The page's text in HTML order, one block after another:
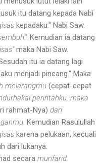
itu datang kepada Nabi
kepadaku." Nabi Saw.
." Kemudian ia datang
maka Nabi Saw.
itu ia datang lagi
menjadi pincang." Maka
melarangmu (cepat-cepat
perintahku, maka
rahmat-Nya) dan
Kemudian Rasulullah
karena pelukaan, kecuali
dari lukanya.
secara munfarid.